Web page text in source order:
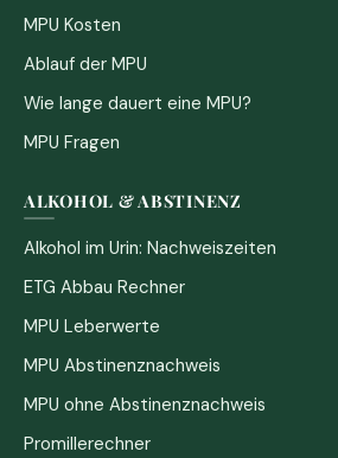
MPU Kosten
Ablauf der MPU
Wie lange dauert eine MPU?
MPU Fragen
ALKOHOL & ABSTINENZ
Alkohol im Urin: Nachweiszeiten
ETG Abbau Rechner
MPU Leberwerte
MPU Abstinenznachweis
MPU ohne Abstinenznachweis
Promillerechner